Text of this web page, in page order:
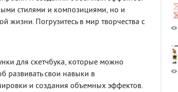
стилями и композициями, но и
жизни. Погрузитесь в мир творчества с
для скетчбука, которые можно
развивать свои навыки в
и создания объемных эффектов.